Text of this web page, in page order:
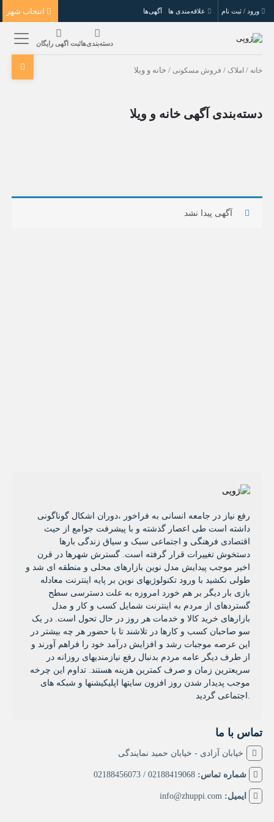
ورود / ثبت نام علاقه‌مندی ها آگهی‌ها
دسته‌بندی‌هاثبت اگهی رایگان
خانه / املاک / فروش مسکونی / خانه و ویلا
دسته‌بندی آگهی خانه و ویلا
آگهی پیدا نشد
رفع نیاز در جامعه انسانی به فراخور ،دوران اشکال گوناگونی
داشته است طی اعصار گذشته و با پیشرفت جوامع از حیث
اقتصادی فرهنگی و اجتماعی سبک و سیاق زندگی بارها
دستخوش تغییرات قرار گرفته است. گسترش شهرها در قرن
اخیر موجب پیدایش مدل نوین بازارهای محلی و منطقه ای شد و
طولی نکشید با ورود تکنولوژیهای نوین بر پایه اینترنت معادله
بازی بار دیگر بر هم خورد امروزه به علت دسترسی سطح
گستردهای از مردم به اینترنت شمایل کسب و کار و مدل
بازارهای خرید کالا و خدمات هر روز در حال تحول است. در یک
سو صاحبان کسب و کارها در تلاشند تا با حضور هر چه بیشتر در
این عرصه موجبات رشد و افزایش درآمد خود را فراهم آورند و
از طرف دیگر عامه مردم بدنبال رفع نیازمندیهای روزانه در
سریعترین زمان و صرف کمترین هزینه هستند. تداوم این چرخه
موجب پدیدار شدن روز افزون سایتها اپلیکیشنها و شبکه های
اجتماعی گردید.
تماس با ما
خیابان آزادی - خیابان حمید نمایندگی
شماره تماس:02188419068 / 02188456073
ایمیل:info@zhuppi.com